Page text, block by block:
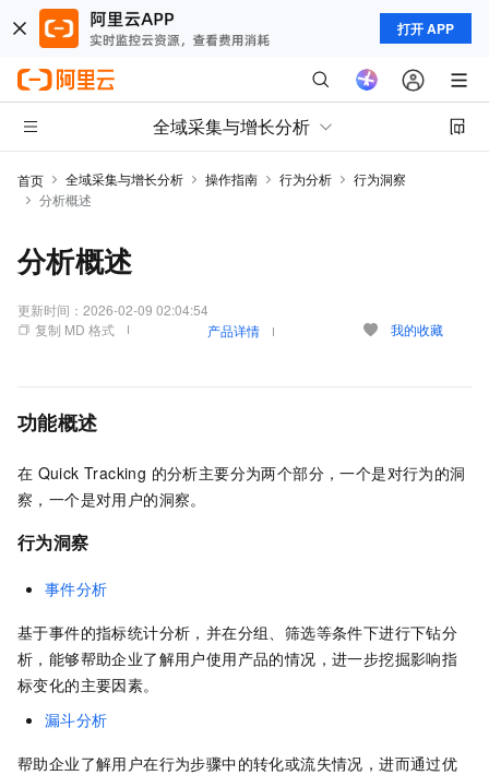
打开 APP
全域采集与增长分析
首页 全域采集与增长分析 操作指南 行为分析
行为洞察
分析概述
分析概述
更新时间： 2026-02-09 02:04:54
复制 MD 格式
产品详情 我的收藏
功能概述
在 Quick Tracking 的分析主要分为两个部分，一个是对行为的洞
察，一个是对用户的洞察。
行为洞察
事件分析
基于事件的指标统计分析，并在分组、筛选等条件下进行下钻分
析，能够帮助企业了解用户使用产品的情况，进一步挖掘影响指
标变化的主要因素。
漏斗分析
帮助企业了解用户在行为步骤中的转化或流失情况，进而通过优